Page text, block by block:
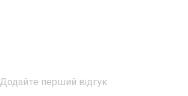
Додайте перший відгук